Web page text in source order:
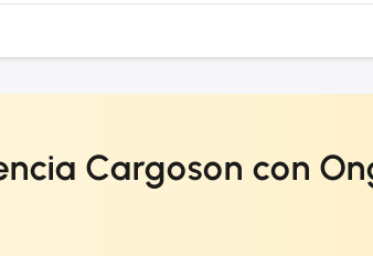
Cargoson con